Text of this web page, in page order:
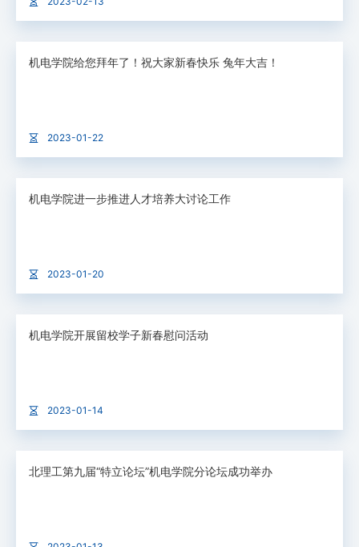
机电学院给您拜年了！祝大家新春快乐 兔年大吉！
2023-01-22
机电学院进一步推进人才培养大讨论工作
2023-01-20
机电学院开展留校学子新春慰问活动
2023-01-14
北理工第九届“特立论坛”机电学院分论坛成功举办